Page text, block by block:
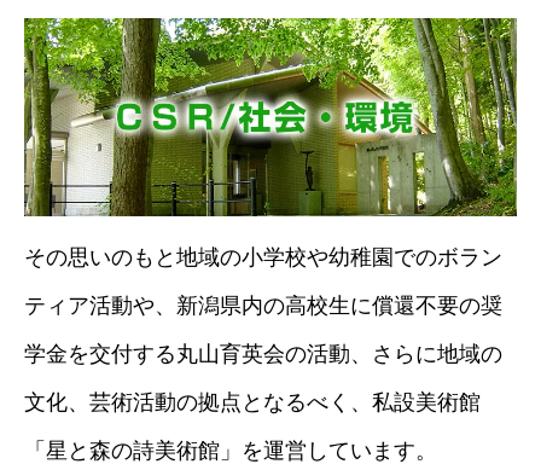
その思いのもと地域の小学校や幼稚園でのボラン
ティア活動や、新潟県内の高校生に償還不要の奨
学金を交付する丸山育英会の活動、さらに地域の
文化、芸術活動の拠点となるべく、私設美術館
「星と森の詩美術館」を運営しています。